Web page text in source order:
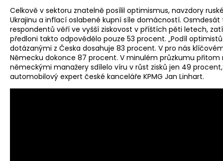
Celkově v sektoru znatelně posílil optimismus, navzdory
Ukrajinu a inflací oslabené kupní síle domácností.
respondentů věří ve vyšší ziskovost v příštích pěti letech,
předloni takto odpovědělo pouze 53 procent. „Podíl
dotázanými z Česka dosahuje 83 procent. V pro nás
Německu dokonce 87 procent. V minulém průzkumu přitom
německými manažery sdílelo víru v růst zisků jen 49
automobilový expert české kanceláře KPMG Jan Linhart.